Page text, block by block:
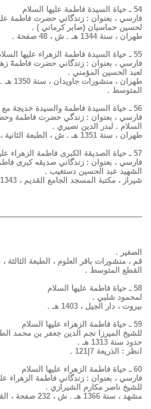
54 ـ حياة السيدة فاطمة عليها السلام
فارسي ، بعنوان : زندگاني حضرت فاطمة
لحسين حماسيان (صابر كرماني ) .
طهران ، سنة 1344 هـ . ش ، 48 صفحة .
55 ـ حياة السيدة فاطمة الزهراء عليها السلام
فارسي ، بعنوان : زندگاني حضرت فاطمهً
لعبد الحسين المؤمني .
المتوسط .
56 ـ حياة السيدة فاطمة والسيدة خديجة مع الرسول صلى الله عليه وآله
فارسي ، بعنوان : زندگي حضرت فاطمة
السلام . لبدر الدين نصيري .
طهران ، سنة 1351 هـ . ش ، الطبعة الثانية ، 138 صفحة ، القطع المتوسط .
57 ـ حياة الصديقة الكبرى فاطمة الزهراء عليها السلام
فارسي ، بعنوان : زندگاني صديقه كبرى
الشهيد عبد الحسين دستغيب .
شيراز ، مكتبة المسجد الجامع القديم ، 1343 هـ . ش ، 143 صفحة ، القطع
الصغير .
القطع المتوسط .
58 ـ حياة فاطمة عليها السلام
لمحمود شلبي .
بيروت ، دار الجيل ، 1403 هـ .
59 ـ حياة فاطمة الزهراء عليها السلام
للشيخ الميرزا نجم الدين جعفر بن محمد
حدود سنة 1313 هـ .
انظر : الذريعة 7|121 .
60 ـ حياة فاطمة الزهراء عليها السلام
فارسي ، بعنوان : زندگاني فاطمة الزهراء
للشيخ ناصر مكارم الشيرازي .
مشهد ، سنة 1366 هـ . ش ، 232 صفحة ، القطع الكبير .